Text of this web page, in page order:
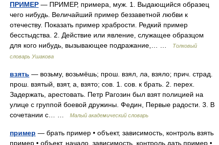
ПРИМЕР — ПРИМЕР, примера, муж. 1. Выдающийся образец
чего нибудь. Величайший пример беззаветной любви к
отечеству. Показать пример храбрости. Редкий пример
бесстыдства. 2. Действие или явление, служащее образцом
для кого нибудь, вызывающее подражание,… …
Толковый
словарь Ушакова
взять — возьму, возьмёшь; прош. взял, ла, взяло; прич. страд.
прош. взятый, взят, а, взято; сов. 1. сов. к брать. 2. перех.
Задержать, арестовать. Петр Рагозин был взят полицией на
улице с группой боевой дружины. Федин, Первые радости. 3. В
сочетании с… …
Малый академический словарь
пример — брать пример • объект, зависимость, контроль взять
пример • объект, начало, зависимость, контроль дать пример •